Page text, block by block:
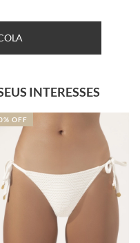
INTERESSES
OFF